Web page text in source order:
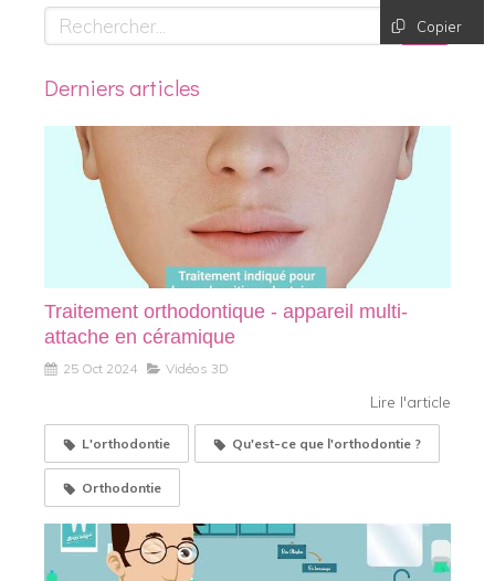
Copier
Rechercher
Derniers articles
Traitement orthodontique - appareil multi-
attache en céramique
25 Oct 2024 Vidéos 3D
Lire l'article
L'orthodontie Qu'est-ce que l'orthodontie ?
Orthodontie